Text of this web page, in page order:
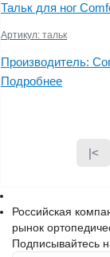
Тальк для ног
Артикул: тальк
Производитель:
Подробнее
|<
Российская
рынок
Подписывайтесь